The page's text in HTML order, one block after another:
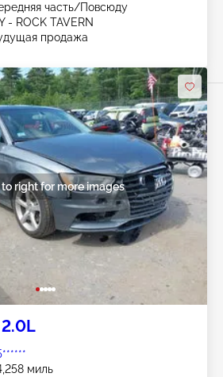
часть/Повсюду
- ROCK TAVERN
продажа
right for more images
2.0L
миль